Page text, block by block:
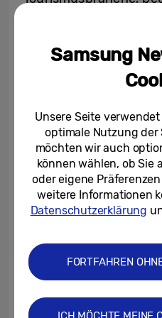
über 4.500 Händler und
Kai Hillebrandt, Vice
Samsung
Unsere Seite
optimale Nutzung der
möchten wir auch
können wählen, ob Sie
oder eigene
weitere Informationen
Datenschutzerklärung
FORTFAHREN